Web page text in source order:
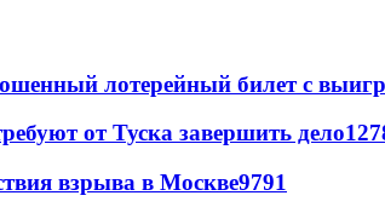
лотерейный билет с
от Туска завершить дело
взрыва в Москве9791